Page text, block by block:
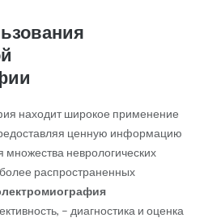
находит широкое применение
ценную информацию
множества неврологических
распространенных
– диагностика и оценка